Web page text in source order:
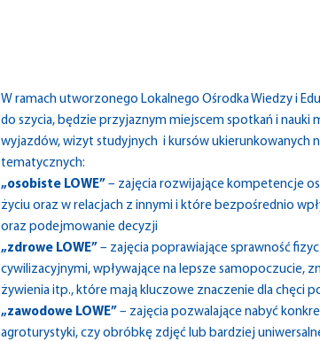
W ramach utworzonego Lokalnego Ośrodka Wiedzy i
do szycia, będzie przyjaznym miejscem spotkań i
wyjazdów, wizyt studyjnych i kursów ukierunkowanych
tematycznych:
„osobiste LOWE” – zajęcia rozwijające kompetencje
życiu oraz w relacjach z innymi i które bezpośrednio
oraz podejmowanie decyzji
„zdrowe LOWE” – zajęcia poprawiające sprawność
cywilizacyjnymi, wpływające na lepsze samopoczucie,
żywienia itp., które mają kluczowe znaczenie dla chęci
„zawodowe LOWE” – zajęcia pozwalające nabyć
agroturystyki, czy obróbkę zdjęć lub bardziej